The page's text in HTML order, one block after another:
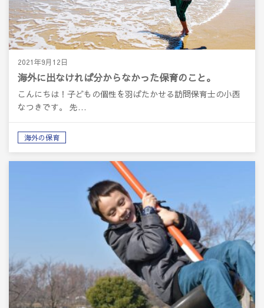
2021年9月12日
海外に出なければ分からなかった保育のこと。
こんにちは！子どもの個性を羽ばたかせる訪問保育士の小西
なつきです。 先…
海外の保育